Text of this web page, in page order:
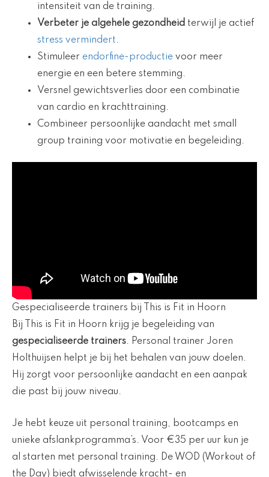
intensiteit van de training.
Verbeter je algehele gezondheid terwijl je actief
stress vermindert.
Stimuleer endorfine-productie voor meer
energie en een betere stemming.
Versnel gewichtsverlies door een combinatie
van cardio en krachttraining.
Combineer persoonlijke aandacht met small
group training voor motivatie en begeleiding.
Gespecialiseerde trainers bij This is Fit in Hoorn
Bij This is Fit in Hoorn krijg je begeleiding van
gespecialiseerde trainers. Personal trainer Joren
Holthuijsen helpt je bij het behalen van jouw doelen.
Hij zorgt voor persoonlijke aandacht en een aanpak
die past bij jouw niveau.
Je hebt keuze uit personal training, bootcamps en
unieke afslankprogramma’s. Voor €35 per uur kun je
al starten met personal training. De WOD (Workout of
the Day) biedt afwisselende kracht- en